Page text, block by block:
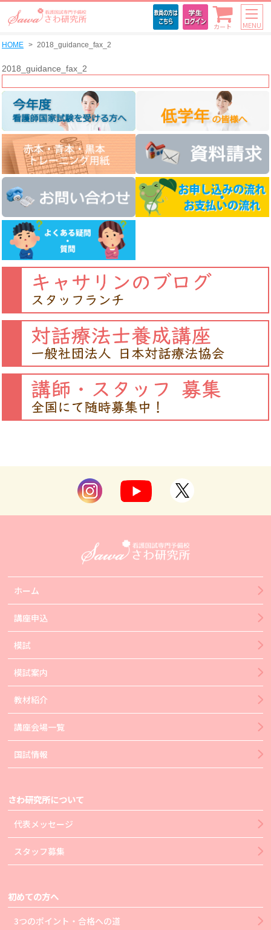
カート MENU
HOME 2018_guidance_fax_2
2018_guidance_fax_2
ホーム
講座申込
模試
模試案内
教材紹介
講座会場一覧
国試情報
さわ研究所について
代表メッセージ
スタッフ募集
初めての方へ
3つのポイント・合格への道